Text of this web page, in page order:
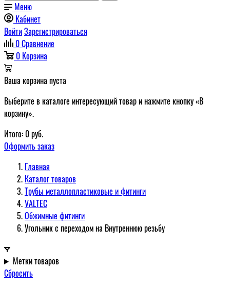
Меню
Кабинет
ВойтиЗарегистрироваться
0Сравнение
0 Корзина
Ваша корзина пуста
Выберите в каталоге интересующий товар и нажмите кнопку «В
корзину».
Итого: 0руб.
Оформить заказ
Главная
Каталог товаров
Трубы металлопластиковые и фитинги
VALTEC
Обжимные фитинги
Угольник с переходом на Внутреннюю резьбу
Метки товаров
Сбросить